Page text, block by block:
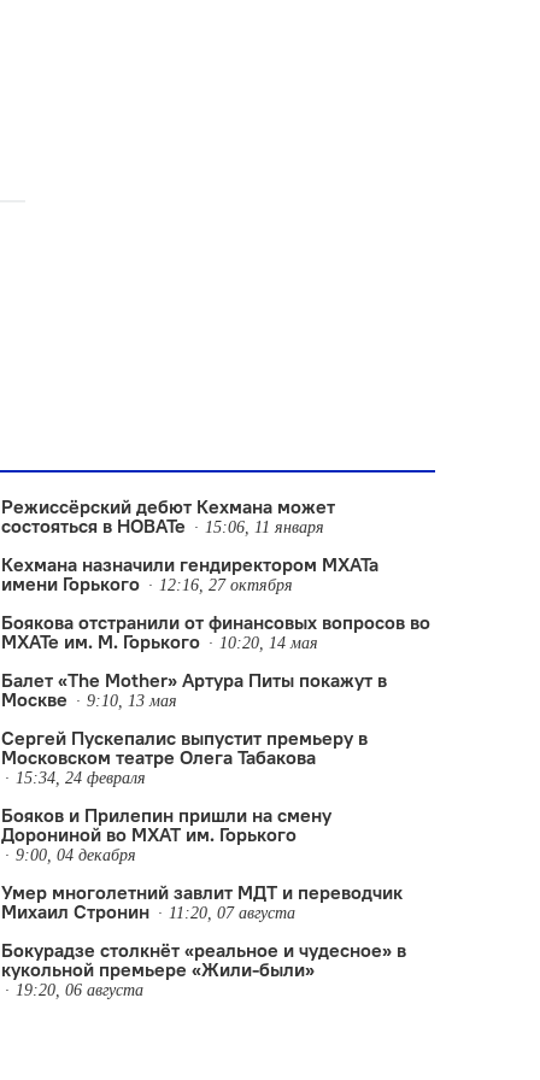
2022,Театр.doc
Режиссёрский дебют Кехмана может
состояться в НОВАТе
15:06, 11 января
Кехмана назначили гендиректором МХАТа
имени Горького
12:16, 27 октября
Боякова отстранили от финансовых вопросов во
МХАТе им. М. Горького
10:20, 14 мая
Балет «The Mother» Артура Питы покажут в
Москве
9:10, 13 мая
Сергей Пускепалис выпустит премьеру в
Московском театре Олега Табакова
15:34, 24 февраля
Бояков и Прилепин пришли на смену
Дорониной во МХАТ им. Горького
9:00, 04 декабря
Умер многолетний завлит МДТ и переводчик
Михаил Стронин
11:20, 07 августа
Бокурадзе столкнëт «реальное и чудесное» в
кукольной премьере «Жили-были»
19:20, 06 августа